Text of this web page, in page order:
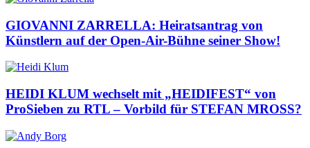
GIOVANNI ZARRELLA: Heiratsantrag von
Künstlern auf der Open-Air-Bühne seiner Show!
HEIDI KLUM wechselt mit „HEIDIFEST“ von
ProSieben zu RTL – Vorbild für STEFAN MROSS?